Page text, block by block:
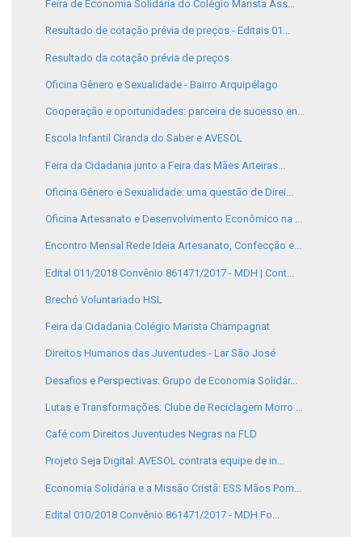
Feira de Economia Solidária do Colégio Marista Ass...
Resultado de cotação prévia de preços - Editais 01...
Resultado da cotação prévia de preços
Oficina Gênero e Sexualidade - Bairro Arquipélago
Cooperação e oportunidades: parceira de sucesso en...
Escola Infantil Ciranda do Saber e AVESOL
Feira da Cidadania junto a Feira das Mães Arteiras...
Oficina Gênero e Sexualidade: uma questão de Direi...
Oficina Artesanato e Desenvolvimento Econômico na ...
Encontro Mensal Rede Ideia Artesanato, Confecção e...
Edital 011/2018 Convênio 861471/2017 - MDH | Cont...
Brechó Voluntariado HSL
Feira da Cidadania Colégio Marista Champagnat
Direitos Humanos das Juventudes - Lar São José
Desafios e Perspectivas: Grupo de Economia Solidár...
Lutas e Transformações: Clube de Reciclagem Morro ...
Café com Direitos Juventudes Negras na FLD
Projeto Seja Digital: AVESOL contrata equipe de in...
Economia Solidária e a Missão Cristã: ESS Mãos Pom...
Edital 010/2018 Convênio 861471/2017 - MDH Fo...